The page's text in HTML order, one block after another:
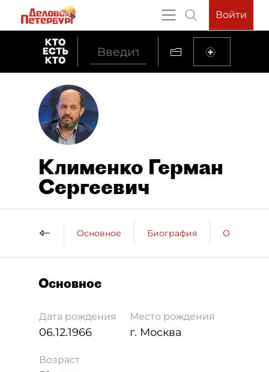
Войти
Клименко Герман
Сергеевич
Основное Биография
Основное
Дата рождения
06.12.1966
Место рождения
г. Москва
Возраст